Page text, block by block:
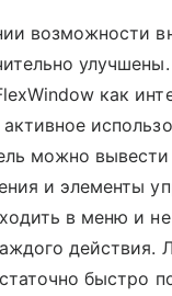
возможности
как
можно
и элементы
в меню и
действия.
быстро